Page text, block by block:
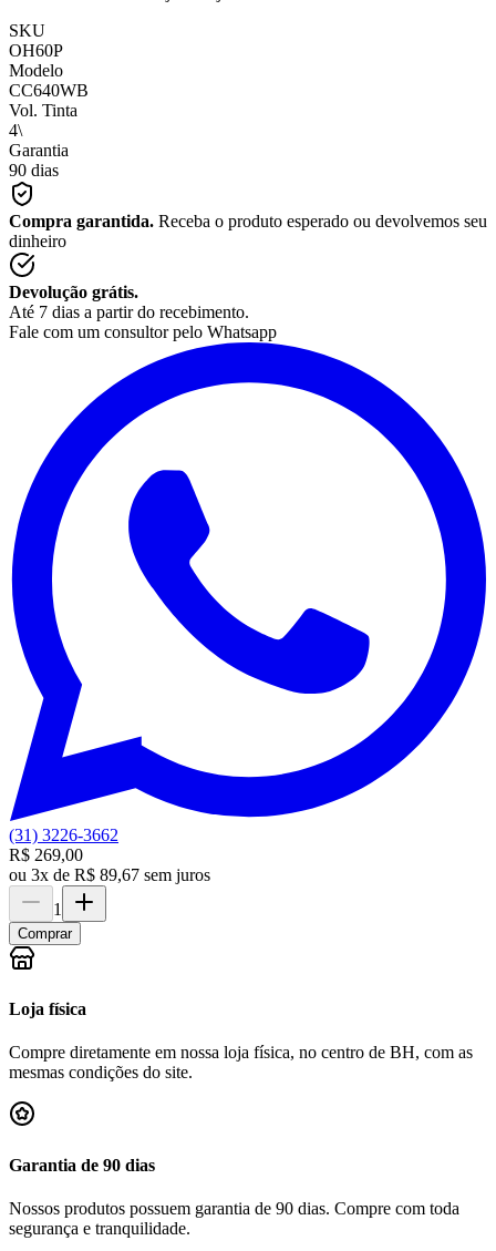
SKU
OH60P
Modelo
CC640WB
Vol. Tinta
4\
Garantia
90 dias
Compra garantida. Receba o produto esperado ou devolvemos seu
dinheiro
Devolução grátis.
Até 7 dias a partir do recebimento.
Fale com um consultor pelo Whatsapp
(31) 3226-3662
R$ 269,00
ou 3x de R$ 89,67 sem juros
1
Comprar
Loja física
Compre diretamente em nossa loja física, no centro de BH, com as
mesmas condições do site.
Garantia de 90 dias
Nossos produtos possuem garantia de 90 dias. Compre com toda
segurança e tranquilidade.